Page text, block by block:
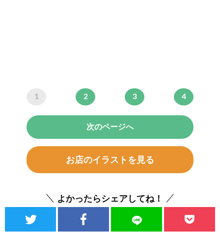
1 2 3 4
次のページへ
お店のイラストを見る
よかったらシェアしてね！